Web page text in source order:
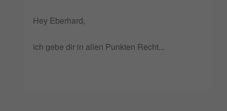
Hey Eberhard,
ich gebe dir in allen Punkten Recht...